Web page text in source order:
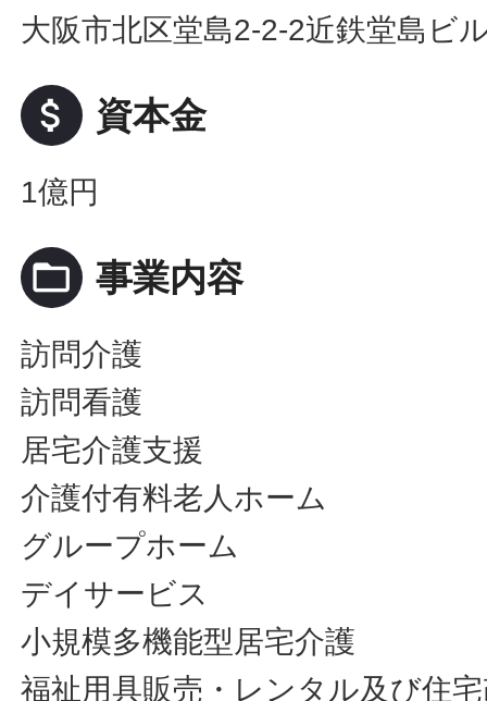
大阪市北区堂島2-2-2近鉄堂島ビ
attach_money 資本金
1億円
folder_open 事業内容
訪問介護
訪問看護
居宅介護支援
介護付有料老人ホーム
グループホーム
デイサービス
小規模多機能型居宅介護
福祉用具販売・レンタル及び住